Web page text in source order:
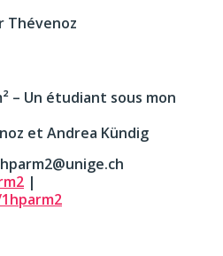
Thévenoz
– Un étudiant sous mon
et Andrea Kündig
|